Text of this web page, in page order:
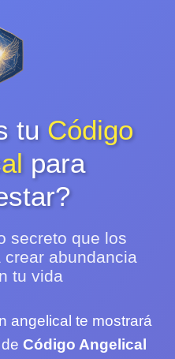
tu Código
para
secreto que los
abundancia
tu vida
angelical te mostrará
Código Angelical